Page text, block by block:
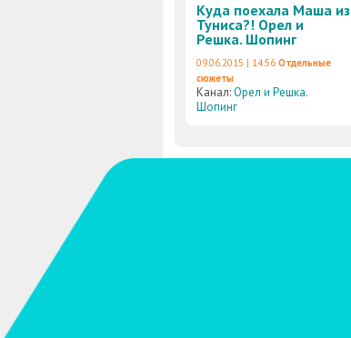
Куда поехала Маша из
Туниса?! Орел и
Решка. Шопинг
09.06.2015 | 14:56 Отдельные
сюжеты
Канал:Орел и Решка.
Шопинг